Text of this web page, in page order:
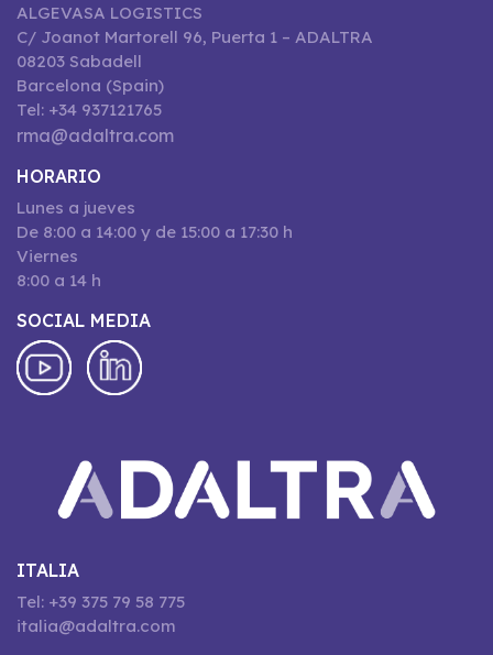
ALGEVASA LOGISTICS
C/ Joanot Martorell 96, Puerta 1 – ADALTRA
08203 Sabadell
Barcelona (Spain)
Tel: +34 937121765
rma@adaltra.com
HORARIO
Lunes a jueves
De 8:00 a 14:00 y de 15:00 a 17:30 h
Viernes
8:00 a 14 h
SOCIAL MEDIA
ITALIA
Tel: +39 375 79 58 775
italia@adaltra.com